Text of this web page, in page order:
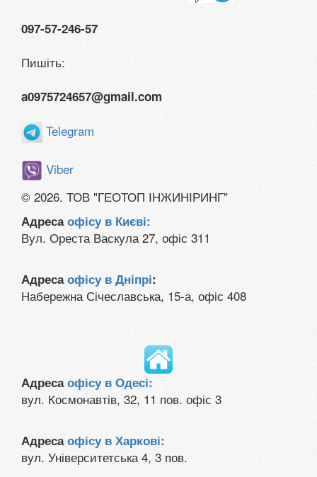
097-57-246-57
Пишіть:
a0975724657@gmail.com
Telegram
Viber
© 2026. ТОВ "ГЕОТОП ІНЖИНІРИНГ"
Адресаофісу в Києві:
Вул. Ореста Васкула 27, офіс 311
Адресаофісу в Дніпрі:
Набережна Січеславська, 15-а, офіс 408
Адресаофісу в Одесі:
вул. Космонавтів, 32, 11 пов. офіс 3
Адресаофісу в Харкові:
вул. Університетська 4, 3 пов.